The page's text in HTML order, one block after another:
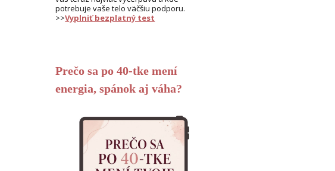
potrebuje vaše telo väčšiu podporu.
>>Vyplniť bezplatný test
Prečo sa po 40-tke mení
energia, spánok aj váha?